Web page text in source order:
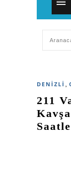
DENIZLI
211